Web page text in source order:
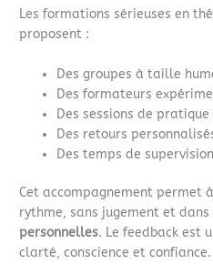
Les formations sérieuses en
proposent :
Des groupes à taille
Des formateurs
Des sessions de
Des retours
Des temps de
Cet accompagnement permet
rythme, sans jugement et
personnelles. Le feedback est
clarté, conscience et confiance.